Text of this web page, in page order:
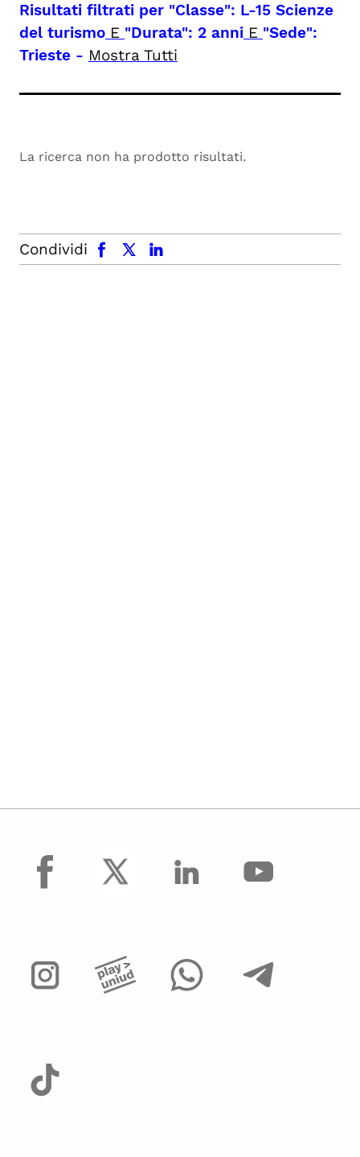
Risultati filtrati per "Classe": L-15 Scienze
del turismo E "Durata": 2 anni E "Sede":
Trieste - Mostra Tutti
La ricerca non ha prodotto risultati.
Condividi
facebook x.com linkedin
facebook